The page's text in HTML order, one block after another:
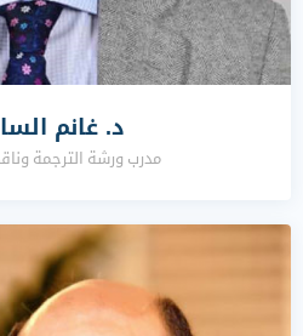
د. غانم
مدرب ورشة الترجمة